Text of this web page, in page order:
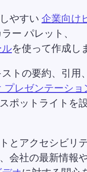
やすい 企業向け
ー パレット、
を使って作成し
トの要約、引用
プレゼンテーショ
ポットライトを
とアクセシビリ
会社の最新情報